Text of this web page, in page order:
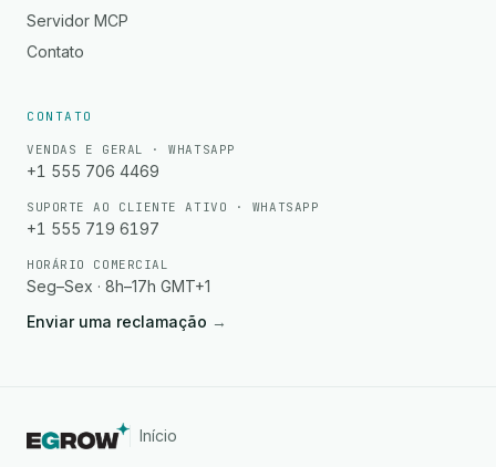
Servidor MCP
Contato
CONTATO
VENDAS E GERAL · WHATSAPP
+1 555 706 4469
SUPORTE AO CLIENTE ATIVO · WHATSAPP
+1 555 719 6197
HORÁRIO COMERCIAL
Seg–Sex · 8h–17h GMT+1
Enviar uma reclamação →
Início